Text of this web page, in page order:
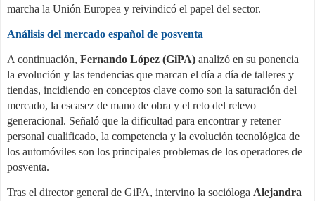
marcha la Unión Europea y reivindicó el papel del sector.
Análisis del mercado español de posventa
A continuación, Fernando López (GiPA) analizó en su ponencia
la evolución y las tendencias que marcan el día a día de talleres y
tiendas, incidiendo en conceptos clave como son la saturación del
mercado, la escasez de mano de obra y el reto del relevo
generacional. Señaló que la dificultad para encontrar y retener
personal cualificado, la competencia y la evolución tecnológica de
los automóviles son los principales problemas de los operadores de
posventa.
Tras el director general de GiPA, intervino la socióloga Alejandra